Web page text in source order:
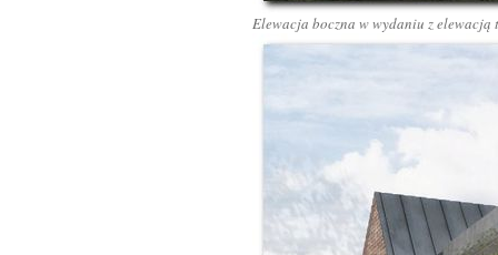
Elewacja boczna w wydaniu z elewacją